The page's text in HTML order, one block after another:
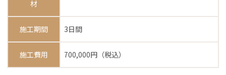
材
施工期間 3日間
施工費用 700,000円（税込）